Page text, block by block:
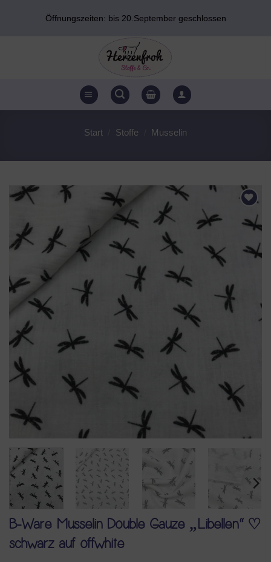
Öffnungszeiten: bis 20.September geschlossen
Start Stoffe Musselin
AUF DEN
B-Ware Musselin Double Gauze „Libellen“ ♡
schwarz auf offwhite